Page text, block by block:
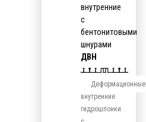
внутренние
с
бентонитовыми
шнурами
ДВН
Деформационные
внутренние
гидрошпонки